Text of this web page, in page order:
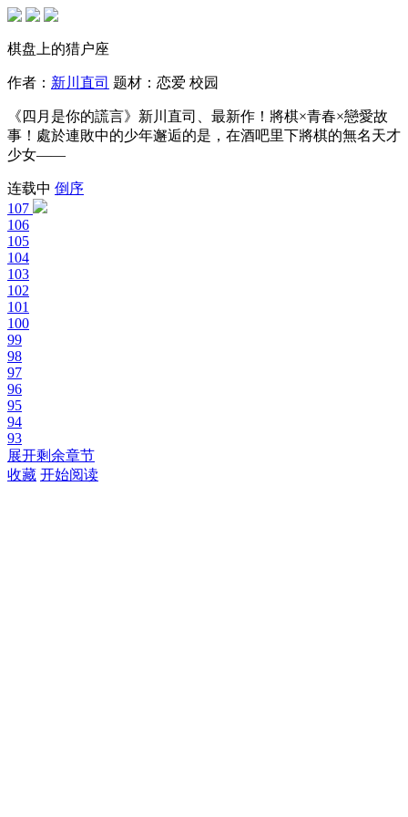
棋盘上的猎户座
作者： 新川直司 题材： 恋爱 校园
《四月是你的謊言》新川直司、最新作！將棋×青春×戀愛故
事！處於連敗中的少年邂逅的是，在酒吧里下將棋的無名天才
少女——
连载中 倒序
107
106
105
104
103
102
101
100
99
98
97
96
95
94
93
展开剩余章节
收藏 开始阅读